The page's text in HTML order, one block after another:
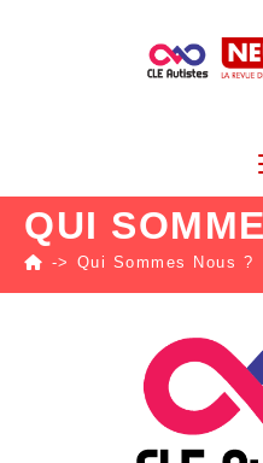
QUI
-> Qui Sommes Nous ?